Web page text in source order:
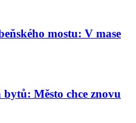
mostu: V mase
Město chce znovu